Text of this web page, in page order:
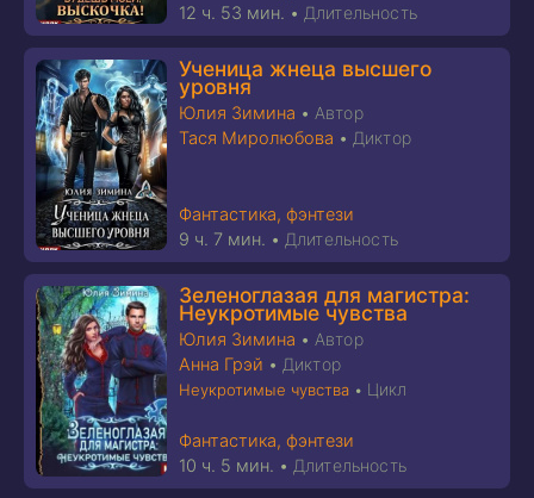
12 ч. 53 мин. • Длительность
Ученица жнеца высшего
уровня
Юлия Зимина • Автор
Тася Миролюбова • Диктор
Фантастика, фэнтези
9 ч. 7 мин. • Длительность
Зеленоглазая для магистра:
Неукротимые чувства
Юлия Зимина • Автор
Анна Грэй • Диктор
Неукротимые чувства • Цикл
Фантастика, фэнтези
10 ч. 5 мин. • Длительность